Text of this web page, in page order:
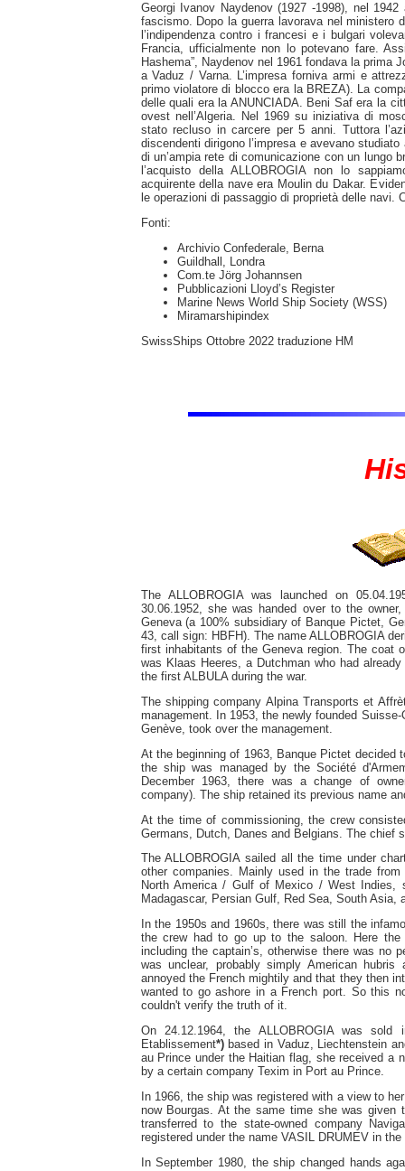
Georgi Ivanov Naydenov (1927 -1998), nel
fascismo. Dopo la guerra lavorava nel ministero
l’indipendenza contro i francesi e i bulgari
Francia, ufficialmente non lo potevano fare.
Hashema”, Naydenov nel 1961 fondava la prima
a Vaduz / Varna. L’impresa forniva armi e
primo violatore di blocco era la BREZA). La
delle quali era la ANUNCIADA. Beni Saf era la
ovest nell’Algeria. Nel 1969 su iniziativa di
stato recluso in carcere per 5 anni. Tuttora
discendenti dirigono l’impresa e avevano
di un’ampia rete di comunicazione con un lungo
l’acquisto della ALLOBROGIA non lo
acquirente della nave era Moulin du Dakar.
le operazioni di passaggio di proprietà delle navi.
Fonti:
Archivio Confederale, Berna
Guildhall, Londra
Com.te Jörg Johannsen
Pubblicazioni Lloyd’s Register
Marine News World Ship Society (WSS)
Miramarshipindex
SwissShips Ottobre 2022 traduzione HM
The ALLOBROGIA was launched on
30.06.1952, she was handed over to the
Geneva (a 100% subsidiary of Banque Pictet,
43, call sign: HBFH). The name ALLOBROGIA
first inhabitants of the Geneva region. The coat
was Klaas Heeres, a Dutchman who had
the first ALBULA during the war.
The shipping company Alpina Transports et
management. In 1953, the newly founded
Genève, took over the management.
At the beginning of 1963, Banque Pictet
the ship was managed by the Société
December 1963, there was a change of
company). The ship retained its previous name
At the time of commissioning, the crew
Germans, Dutch, Danes and Belgians. The chief
The ALLOBROGIA sailed all the time under
other companies. Mainly used in the trade
North America / Gulf of Mexico / West
Madagascar, Persian Gulf, Red Sea, South Asia,
In the 1950s and 1960s, there was still the
the crew had to go up to the saloon. Here
including the captain’s, otherwise there was no
was unclear, probably simply American
annoyed the French mightily and that they then
wanted to go ashore in a French port. So this
couldn't verify the truth of it.
On 24.12.1964, the ALLOBROGIA was
Etablissement*)based in Vaduz, Liechtenstein
au Prince under the Haitian flag, she received a
by a certain company Texim in Port au Prince.
In 1966, the ship was registered with a view to
now Bourgas. At the same time she was given
transferred to the state-owned company
registered under the name VASIL DRUMEV in
In September 1980, the ship changed hands